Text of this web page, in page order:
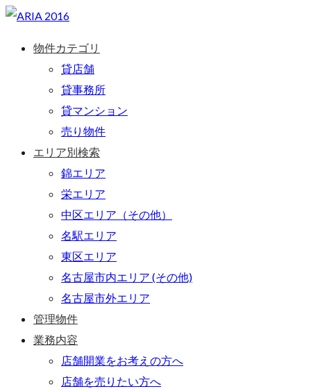
Log in
物件カテゴリ
貸店舗
貸事務所
貸マンション
売り物件
エリア別検索
錦エリア
栄エリア
中区エリア（その他）
名駅エリア
東区エリア
名古屋市内エリア (その他)
名古屋市外エリア
管理物件
業務内容
店舗開業をお考えの方へ
店舗を売りたい方へ